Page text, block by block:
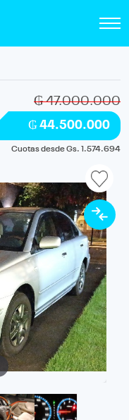
₲ 47.000.000
₲ 44.500.000
Cuotas desde Gs. 1.574.694